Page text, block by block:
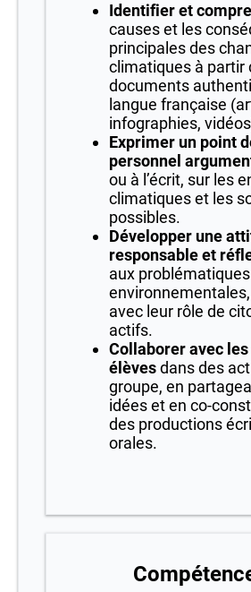
Identifier et
causes et les
principales des
climatiques à partir
documents
langue française
infographies,
Exprimer un point
personnel
ou à l’écrit, sur les
climatiques et les
possibles.
Développer une
responsable et
aux problématiques
avec leur rôle de
actifs.
Collaborer avec
élèvesdans des
groupe, en
idées et en co-
des productions
orales.